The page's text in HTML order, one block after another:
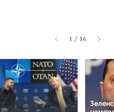
1 / 14